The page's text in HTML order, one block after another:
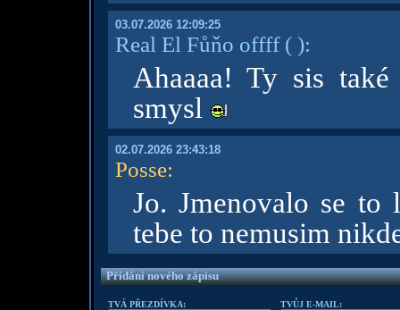
03.07.2026 12:09:25
Real El Fůňo offff( ):
Ahaaaa! Ty sis
smysl
02.07.2026 23:43:18
Posse:
Jo. Jmenovalo se
tebe to nemusim
Přidání nového zápisu
TVÁ PŘEZDÍVKA: TVŮJ E-MAIL: